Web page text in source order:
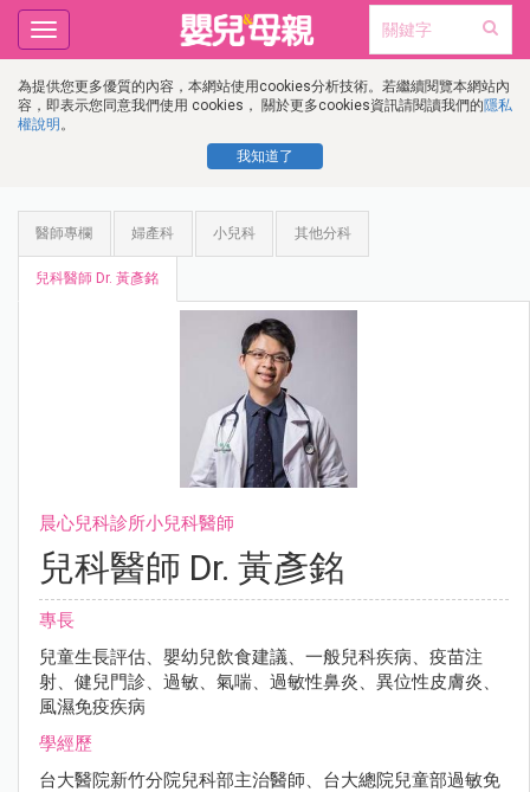
為提供您更多優質的內容，本網站使用cookies分析技術。若繼續閱覽本網站內
容，即表示您同意我們使用 cookies， 關於更多cookies資訊請閱讀我們的隱私
權說明 。
我知道了
Toggle
navigation
醫師專欄 婦產科 小兒科 其他分科
兒科醫師 Dr. 黃彥銘
晨心兒科診所小兒科醫師
兒科醫師 Dr. 黃彥銘
專長
兒童生長評估、嬰幼兒飲食建議、一般兒科疾病、疫苗注
射、健兒門診、過敏、氣喘、過敏性鼻炎、異位性皮膚炎、
風濕免疫疾病
學經歷
台大醫院新竹分院兒科部主治醫師、台大總院兒童部過敏免